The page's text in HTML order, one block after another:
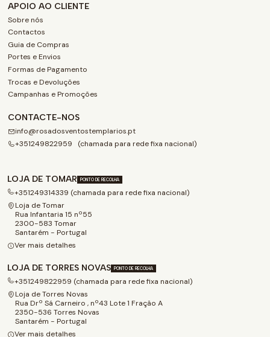
APOIO AO CLIENTE
Sobre nós
Contactos
Guia de Compras
Portes e Envios
Formas de Pagamento
Trocas e Devoluções
Campanhas e Promoções
CONTACTE-NOS
info@rosadosventostemplarios.pt
+351249822959 (chamada para rede fixa nacional)
LOJA DE TOMAR PONTO DE RECOLHA
+351249314339 (chamada para rede fixa nacional)
Loja de Tomar
Rua Infantaria 15 nº55
2300-583 Tomar
Santarém - Portugal
Ver mais detalhes
LOJA DE TORRES NOVAS PONTO DE RECOLHA
+351249822959 (chamada para rede fixa nacional)
Loja de Torres Novas
Rua Drº Sá Carneiro , nº43 Lote 1 Fração A
2350-536 Torres Novas
Santarém - Portugal
Ver mais detalhes